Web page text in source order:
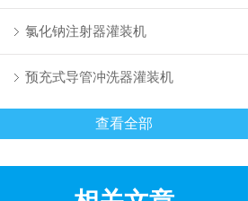
氯化钠注射器灌装机
预充式导管冲洗器灌装机
查看全部